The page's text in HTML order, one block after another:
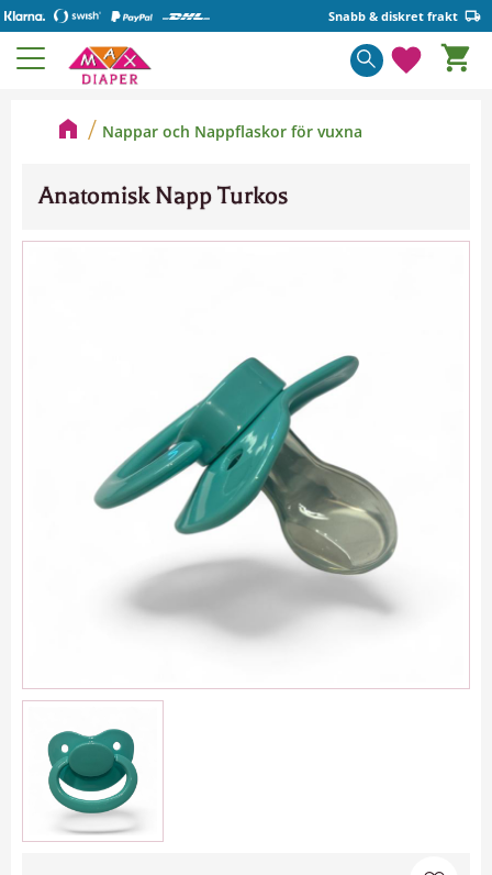
Meny
Snabb & diskret frakt
Nappar och Nappflaskor för vuxna
Anatomisk Napp Turkos